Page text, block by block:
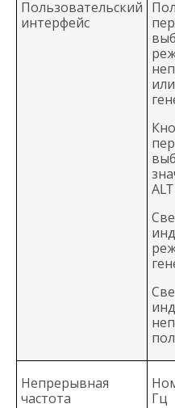
Пользовательский
интерфейс
Непрерывная
частота
Гц